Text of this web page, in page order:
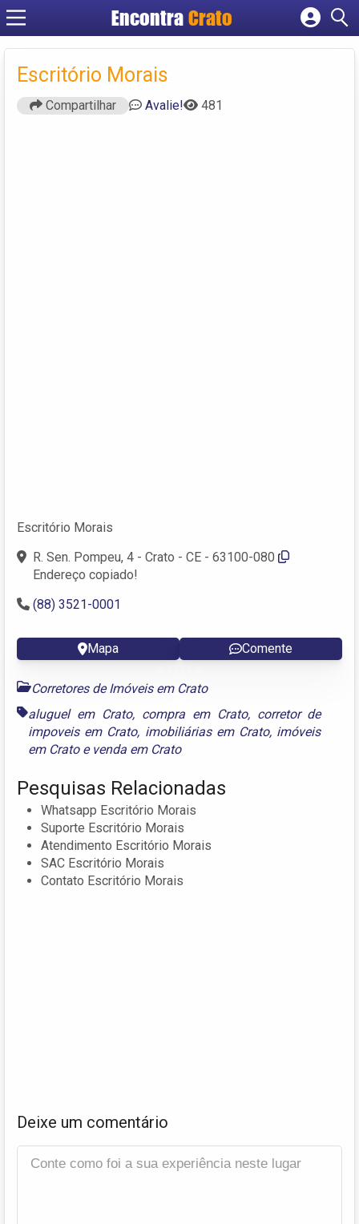
Encontra Crato
Cadastrar empresa
Criar conta
Escritório Morais
Compartilhar Avalie! 481
Escritório Morais
R. Sen. Pompeu, 4 - Crato - CE - 63100-080
Endereço copiado!
(88) 3521-0001
Mapa Comente
Corretores de Imóveis em Crato
aluguel em Crato, compra em Crato, corretor de
impoveis em Crato, imobiliárias em Crato, imóveis
em Cratoe venda em Crato
Pesquisas Relacionadas
Whatsapp Escritório Morais
Suporte Escritório Morais
Atendimento Escritório Morais
SAC Escritório Morais
Contato Escritório Morais
Deixe um comentário